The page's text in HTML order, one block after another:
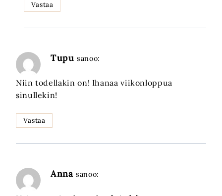
Vastaa
Tupu sanoo:
Niin todellakin on! Ihanaa viikonloppua
sinullekin!
Vastaa
Anna sanoo: